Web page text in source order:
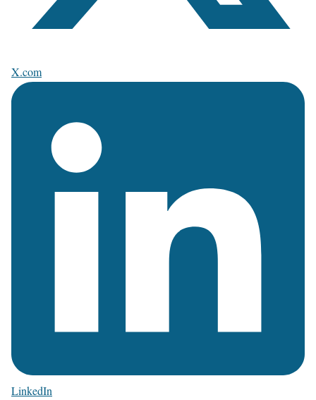
X.com
LinkedIn